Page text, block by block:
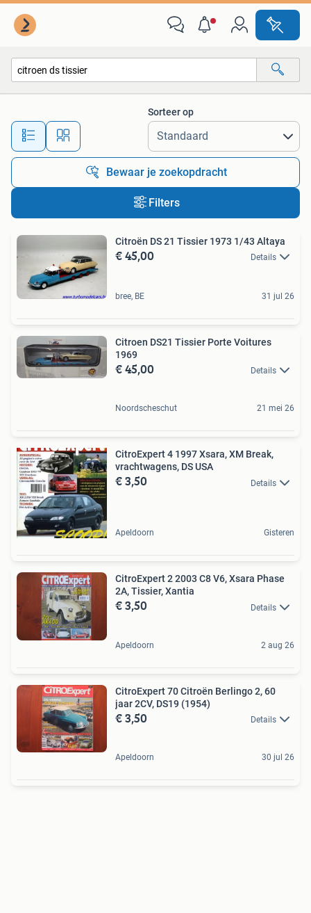
Alle afstanden…
Sorteer op
Bewaar je zoekopdracht
Filters
Citroën DS 21 Tissier 1973 1/43 Altaya
€ 45,00 Details
bree, BE 31 jul 26
Citroen DS21 Tissier Porte Voitures
1969
€ 45,00 Details
Noordscheschut 21 mei 26
CitroExpert 4 1997 Xsara, XM Break,
vrachtwagens, DS USA
€ 3,50 Details
Apeldoorn Gisteren
CitroExpert 2 2003 C8 V6, Xsara Phase
2A, Tissier, Xantia
€ 3,50 Details
Apeldoorn 2 aug 26
CitroExpert 70 Citroën Berlingo 2, 60
jaar 2CV, DS19 (1954)
€ 3,50 Details
Apeldoorn 30 jul 26